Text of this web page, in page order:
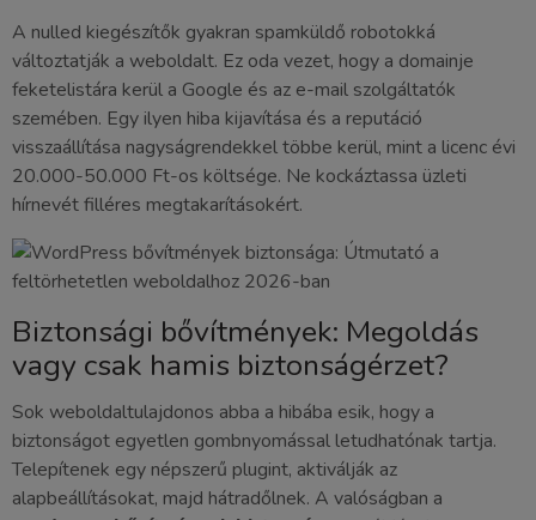
A nulled kiegészítők gyakran spamküldő robotokká
változtatják a weboldalt. Ez oda vezet, hogy a domainje
feketelistára kerül a Google és az e-mail szolgáltatók
szemében. Egy ilyen hiba kijavítása és a reputáció
visszaállítása nagyságrendekkel többe kerül, mint a licenc évi
20.000-50.000 Ft-os költsége. Ne kockáztassa üzleti
hírnevét filléres megtakarításokért.
Biztonsági bővítmények: Megoldás
vagy csak hamis biztonságérzet?
Sok weboldaltulajdonos abba a hibába esik, hogy a
biztonságot egyetlen gombnyomással letudhatónak tartja.
Telepítenek egy népszerű plugint, aktiválják az
alapbeállításokat, majd hátradőlnek. A valóságban a